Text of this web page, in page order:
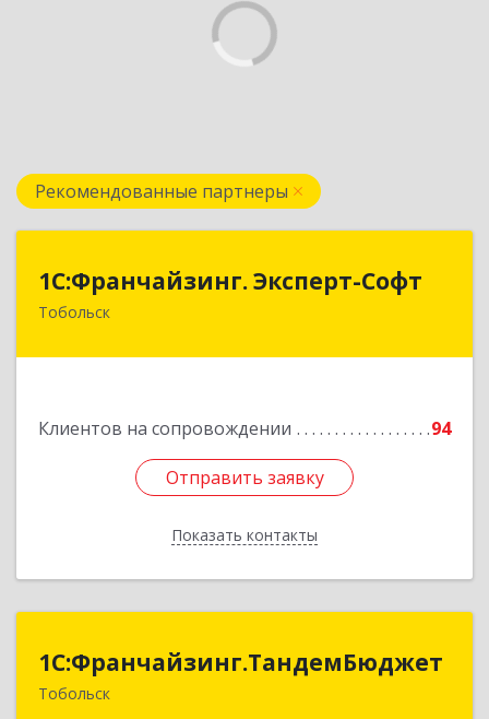
Рекомендованные партнеры
1С:Франчайзинг. Эксперт-Софт
Тобольск
Клиентов на сопровождении 94
Отправить заявку
Показать контакты
1С:Франчайзинг. Эксперт-Софт
626150, Тюменская обл, Тобольск г, 7-й мкр,
Отправить заявку
Назад
1С:Франчайзинг.ТандемБюджет
Тобольск
1С:Франчайзинг.ТандемБюджет